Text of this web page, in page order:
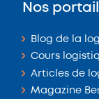
Nos
Blog de la
Cours
Articles de
Magazine